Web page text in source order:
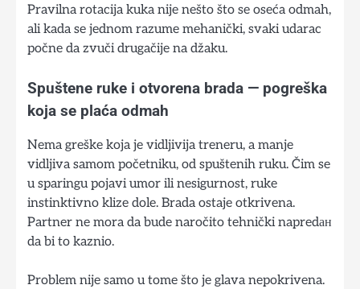
Pravilna rotacija kuka nije nešto što se oseća odmah,
ali kada se jednom razume mehanički, svaki udarac
počne da zvuči drugačije na džaku.
Spuštene ruke i otvorena brada — pogreška
koja se plaća odmah
Nema greške koja je vidljivija treneru, a manje
vidljiva samom početniku, od spuštenih ruku. Čim se
u sparingu pojavi umor ili nesigurnost, ruke
instinktivno klize dole. Brada ostaje otkrivena.
Partner ne mora da bude naročito tehnički napredан
da bi to kaznio.
Problem nije samo u tome što je glava nepokrivena.